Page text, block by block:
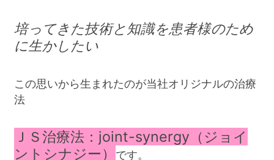
培ってきた技術と知識を患者様のため
に生かしたい
この思いから生まれたのが当社オリジナルの治療
法
ＪＳ治療法：joint-synergy（ジョイ
ントシナジー）
です。